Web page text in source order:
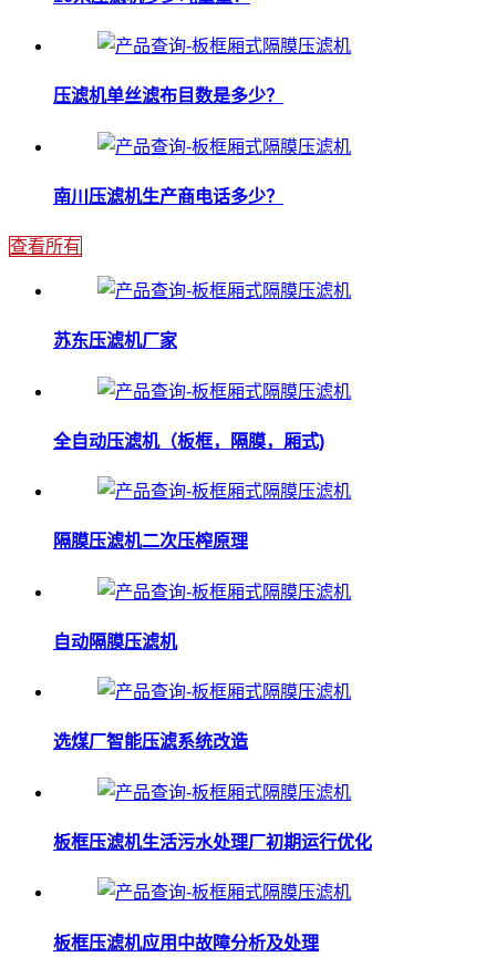
压滤机单丝滤布目数是多少？
南川压滤机生产商电话多少？
查看所有
苏东压滤机厂家
全自动压滤机（板框，隔膜，厢式)
隔膜压滤机二次压榨原理
自动隔膜压滤机
选煤厂智能压滤系统改造
板框压滤机生活污水处理厂初期运行优化
板框压滤机应用中故障分析及处理